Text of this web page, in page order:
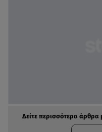
Δείτε περισσότερα